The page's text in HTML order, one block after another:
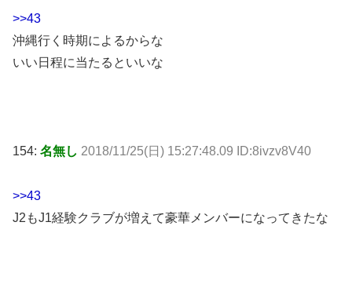
>>43
沖縄行く時期によるからな
いい日程に当たるといいな
154: 名無し 2018/11/25(日) 15:27:48.09 ID:8ivzv8V40
>>43
J2もJ1経験クラブが増えて豪華メンバーになってきたな